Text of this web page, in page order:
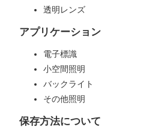
透明レンズ
アプリケーション
電子標識
小空間照明
バックライト
その他照明
保存方法について